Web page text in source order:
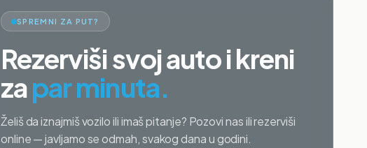
SPREMNI ZA PUT?
Rezerviši svoj auto i kreni
zapar minuta.
Želiš da iznajmiš vozilo ili imaš pitanje? Pozovi nas ili rezerviši
online — javljamo se odmah, svakog dana u godini.